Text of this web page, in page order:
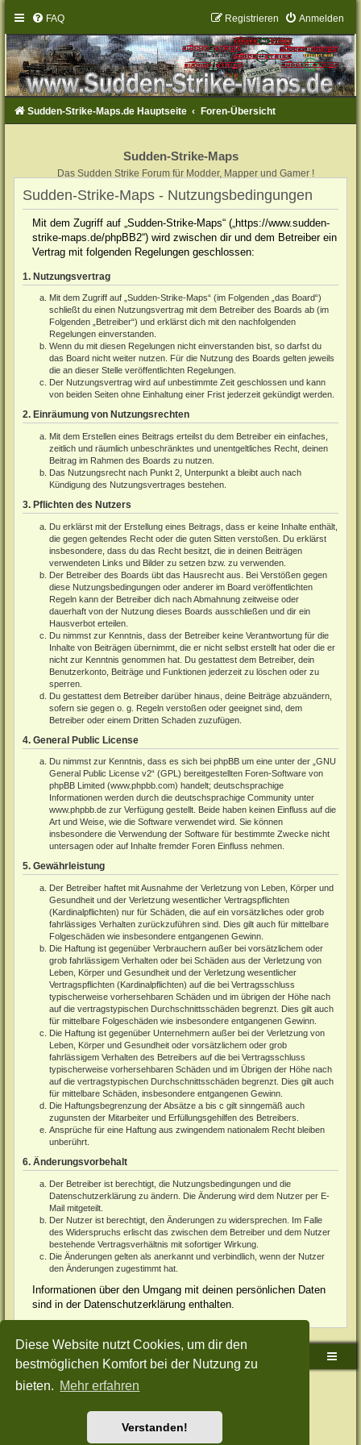
Diese Website nutzt Cookies, um dir den
bestmöglichen Komfort bei der Nutzung zu
bieten. Mehr erfahren
Verstanden!
FAQ Anmelden
Registrieren
Sudden-Strike-Maps.de Hauptseite Foren-Übersicht
Sudden-Strike-Maps
Das Sudden Strike Forum für Modder, Mapper und Gamer !
Sudden-Strike-Maps - Nutzungsbedingungen
Mit dem Zugriff auf „Sudden-Strike-Maps“ („https://www.sudden-
strike-maps.de/phpBB2“) wird zwischen dir und dem Betreiber ein
Vertrag mit folgenden Regelungen geschlossen:
1. Nutzungsvertrag
Mit dem Zugriff auf „Sudden-Strike-Maps“ (im Folgenden „das Board“)
schließt du einen Nutzungsvertrag mit dem Betreiber des Boards ab (im
Folgenden „Betreiber“) und erklärst dich mit den nachfolgenden
Regelungen einverstanden.
Wenn du mit diesen Regelungen nicht einverstanden bist, so darfst du
das Board nicht weiter nutzen. Für die Nutzung des Boards gelten jeweils
die an dieser Stelle veröffentlichten Regelungen.
Der Nutzungsvertrag wird auf unbestimmte Zeit geschlossen und kann
von beiden Seiten ohne Einhaltung einer Frist jederzeit gekündigt werden.
2. Einräumung von Nutzungsrechten
Mit dem Erstellen eines Beitrags erteilst du dem Betreiber ein einfaches,
zeitlich und räumlich unbeschränktes und unentgeltliches Recht, deinen
Beitrag im Rahmen des Boards zu nutzen.
Das Nutzungsrecht nach Punkt 2, Unterpunkt a bleibt auch nach
Kündigung des Nutzungsvertrages bestehen.
3. Pflichten des Nutzers
Du erklärst mit der Erstellung eines Beitrags, dass er keine Inhalte enthält,
die gegen geltendes Recht oder die guten Sitten verstoßen. Du erklärst
insbesondere, dass du das Recht besitzt, die in deinen Beiträgen
verwendeten Links und Bilder zu setzen bzw. zu verwenden.
Der Betreiber des Boards übt das Hausrecht aus. Bei Verstößen gegen
diese Nutzungsbedingungen oder anderer im Board veröffentlichten
Regeln kann der Betreiber dich nach Abmahnung zeitweise oder
dauerhaft von der Nutzung dieses Boards ausschließen und dir ein
Hausverbot erteilen.
Du nimmst zur Kenntnis, dass der Betreiber keine Verantwortung für die
Inhalte von Beiträgen übernimmt, die er nicht selbst erstellt hat oder die er
nicht zur Kenntnis genommen hat. Du gestattest dem Betreiber, dein
Benutzerkonto, Beiträge und Funktionen jederzeit zu löschen oder zu
sperren.
Du gestattest dem Betreiber darüber hinaus, deine Beiträge abzuändern,
sofern sie gegen o. g. Regeln verstoßen oder geeignet sind, dem
Betreiber oder einem Dritten Schaden zuzufügen.
4. General Public License
Du nimmst zur Kenntnis, dass es sich bei phpBB um eine unter der „GNU
General Public License v2“ (GPL) bereitgestellten Foren-Software von
phpBB Limited (www.phpbb.com) handelt; deutschsprachige
Informationen werden durch die deutschsprachige Community unter
www.phpbb.de zur Verfügung gestellt. Beide haben keinen Einfluss auf die
Art und Weise, wie die Software verwendet wird. Sie können
insbesondere die Verwendung der Software für bestimmte Zwecke nicht
untersagen oder auf Inhalte fremder Foren Einfluss nehmen.
5. Gewährleistung
Der Betreiber haftet mit Ausnahme der Verletzung von Leben, Körper und
Gesundheit und der Verletzung wesentlicher Vertragspflichten
(Kardinalpflichten) nur für Schäden, die auf ein vorsätzliches oder grob
fahrlässiges Verhalten zurückzuführen sind. Dies gilt auch für mittelbare
Folgeschäden wie insbesondere entgangenen Gewinn.
Die Haftung ist gegenüber Verbrauchern außer bei vorsätzlichem oder
grob fahrlässigem Verhalten oder bei Schäden aus der Verletzung von
Leben, Körper und Gesundheit und der Verletzung wesentlicher
Vertragspflichten (Kardinalpflichten) auf die bei Vertragsschluss
typischerweise vorhersehbaren Schäden und im übrigen der Höhe nach
auf die vertragstypischen Durchschnittsschäden begrenzt. Dies gilt auch
für mittelbare Folgeschäden wie insbesondere entgangenen Gewinn.
Die Haftung ist gegenüber Unternehmern außer bei der Verletzung von
Leben, Körper und Gesundheit oder vorsätzlichem oder grob
fahrlässigem Verhalten des Betreibers auf die bei Vertragsschluss
typischerweise vorhersehbaren Schäden und im Übrigen der Höhe nach
auf die vertragstypischen Durchschnittsschäden begrenzt. Dies gilt auch
für mittelbare Schäden, insbesondere entgangenen Gewinn.
Die Haftungsbegrenzung der Absätze a bis c gilt sinngemäß auch
zugunsten der Mitarbeiter und Erfüllungsgehilfen des Betreibers.
Ansprüche für eine Haftung aus zwingendem nationalem Recht bleiben
unberührt.
6. Änderungsvorbehalt
Der Betreiber ist berechtigt, die Nutzungsbedingungen und die
Datenschutzerklärung zu ändern. Die Änderung wird dem Nutzer per E-
Mail mitgeteilt.
Der Nutzer ist berechtigt, den Änderungen zu widersprechen. Im Falle
des Widerspruchs erlischt das zwischen dem Betreiber und dem Nutzer
bestehende Vertragsverhältnis mit sofortiger Wirkung.
Die Änderungen gelten als anerkannt und verbindlich, wenn der Nutzer
den Änderungen zugestimmt hat.
Informationen über den Umgang mit deinen persönlichen Daten
sind in der Datenschutzerklärung enthalten.
Sudden-Strike-Maps.de Hauptseite Foren-Übersicht
Powered byphpBB® Forum Software © phpBB Limited
Style: Green-Style-Split by Joyce&LunaphpBB-Style-Design
Nutzungsbedingungen